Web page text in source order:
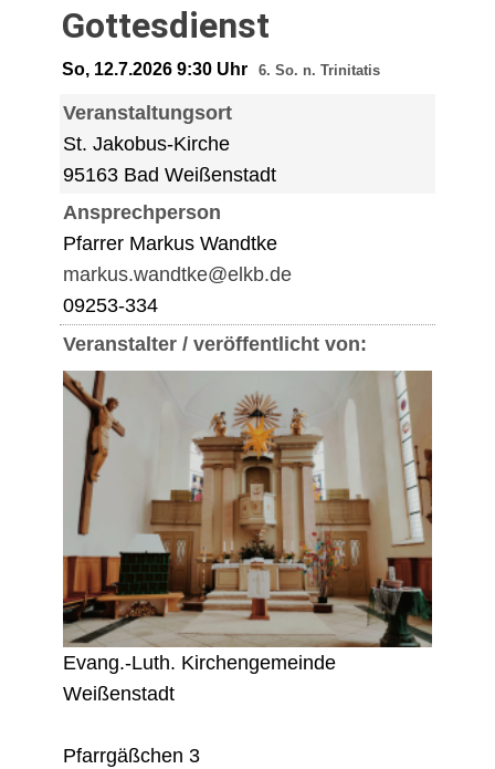
Gottesdienst
So, 12.7.2026 9:30 Uhr 6. So. n. Trinitatis
Veranstaltungsort
St. Jakobus-Kirche
95163 Bad Weißenstadt
Ansprechperson
Pfarrer Markus Wandtke
markus.wandtke@elkb.de
09253-334
Veranstalter / veröffentlicht von:
Evang.-Luth. Kirchengemeinde
Weißenstadt
Pfarrgäßchen 3